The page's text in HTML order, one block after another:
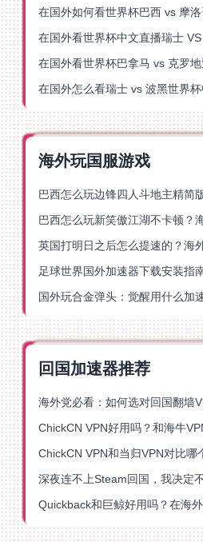
海外玩国服游戏
英国打明日之后怎么提速的？海
回国加速器推荐
深夜连不上Steam回国，我决定